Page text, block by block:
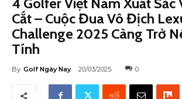
Cắt – Cuộc Đua Vô Địch
Challenge 2025 Càng Trở
Tính
By Golf Ngày Nay 20/03/2025 0